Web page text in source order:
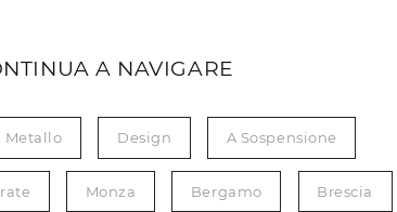
A NAVIGARE
Metallo Design A Sospensione
Monza Bergamo Brescia